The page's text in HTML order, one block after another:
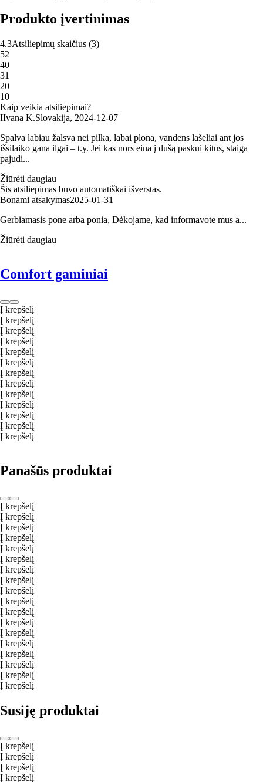
Produkto įvertinimas
4.3Atsiliepimų skaičius (3)
52
40
31
20
10
Kaip veikia atsiliepimai?
IIvana K.Slovakija, 2024‑12‑07
Spalva labiau žalsva nei pilka, labai plona, vandens lašeliai ant jos
išsilaiko gana ilgai – t.y. Jei kas nors eina į dušą paskui kitus, staiga
pajudi...
Žiūrėti daugiau
Šis atsiliepimas buvo automatiškai išverstas.
Bonami atsakymas2025‑01‑31
Gerbiamasis pone arba ponia, Dėkojame, kad informavote mus a...
Žiūrėti daugiau
Comfort gaminiai
Į krepšelį
Į krepšelį
Į krepšelį
Į krepšelį
Į krepšelį
Į krepšelį
Į krepšelį
Į krepšelį
Į krepšelį
Į krepšelį
Į krepšelį
Į krepšelį
Į krepšelį
Panašūs produktai
Į krepšelį
Į krepšelį
Į krepšelį
Į krepšelį
Į krepšelį
Į krepšelį
Į krepšelį
Į krepšelį
Į krepšelį
Į krepšelį
Į krepšelį
Į krepšelį
Į krepšelį
Į krepšelį
Į krepšelį
Į krepšelį
Į krepšelį
Į krepšelį
Susiję produktai
Į krepšelį
Į krepšelį
Į krepšelį
Į krepšelį